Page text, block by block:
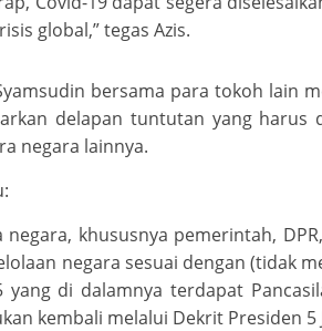
global,” tegas Azis.
bersama para tokoh lain
delapan tuntutan yang harus
negara lainnya.
negara, khususnya pemerintah,
negara sesuai dengan (tidak
yang di dalamnya terdapat
kembali melalui Dekrit Presiden 5